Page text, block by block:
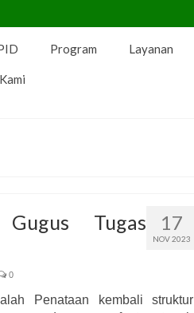
Program Layanan
17
NOV 2023
Tugas
0
Penataan kembali struktur